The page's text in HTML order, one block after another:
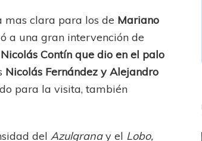
mas clara para los de Mariano
a una gran intervención de
Nicolás Contín que dio en el palo
Nicolás Fernández y Alejandro
para la visita, también
delAzulgranay el Lobo,